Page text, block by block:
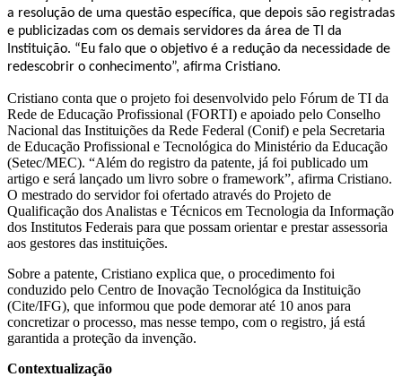
a resolução de uma questão específica, que depois são registradas
e publicizadas com os demais servidores da área de TI da
Instituição. “Eu falo que o objetivo é a redução da necessidade de
redescobrir o conhecimento”, afirma Cristiano.
Cristiano conta que o projeto foi desenvolvido pelo Fórum de TI da
Rede de Educação Profissional (FORTI) e apoiado pelo Conselho
Nacional das Instituições da Rede Federal (Conif) e pela Secretaria
de Educação Profissional e Tecnológica do Ministério da Educação
(Setec/MEC). “Além do registro da patente, já foi publicado um
artigo e será lançado um livro sobre o framework”, afirma Cristiano.
O mestrado do servidor foi ofertado através do Projeto de
Qualificação dos Analistas e Técnicos em Tecnologia da Informação
dos Institutos Federais para que possam orientar e prestar assessoria
aos gestores das instituições.
Sobre a patente, Cristiano explica que, o procedimento foi
conduzido pelo Centro de Inovação Tecnológica da Instituição
(Cite/IFG), que informou que pode demorar até 10 anos para
concretizar o processo, mas nesse tempo, com o registro, já está
garantida a proteção da invenção.
Contextualização